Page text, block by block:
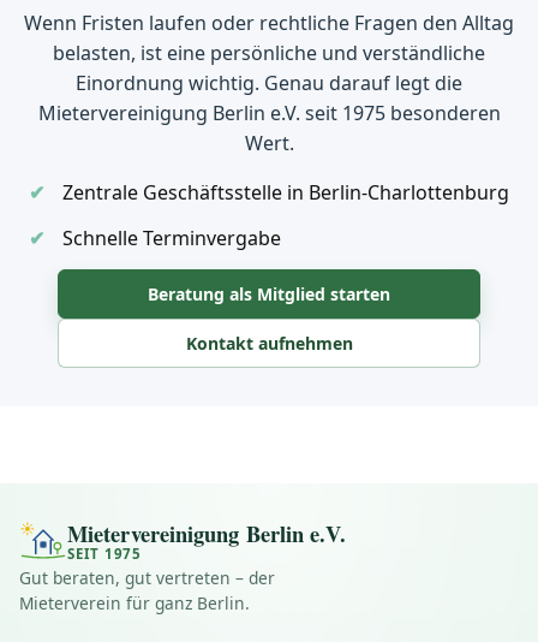
Wenn Fristen laufen oder rechtliche Fragen den Alltag
belasten, ist eine persönliche und verständliche
Einordnung wichtig. Genau darauf legt die
Mietervereinigung Berlin e.V. seit 1975 besonderen
Wert.
Zentrale Geschäftsstelle in Berlin-Charlottenburg
Schnelle Terminvergabe
Beratung als Mitglied starten
Kontakt aufnehmen
Mietervereinigung Berlin e.V.
SEIT 1975
Gut beraten, gut vertreten – der
Mieterverein für ganz Berlin.